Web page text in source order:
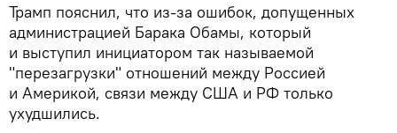
Трамп пояснил, что из-за ошибок, допущенных
администрацией Барака Обамы, который
и выступил инициатором так называемой
"перезагрузки" отношений между Россией
и Америкой, связи между США и РФ только
ухудшились.